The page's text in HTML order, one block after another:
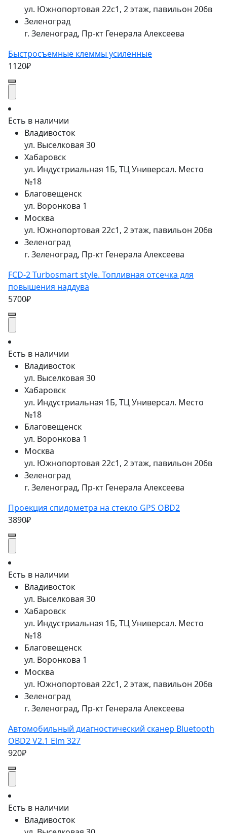
ул. Южнопортовая 22с1, 2 этаж, павильон 206в
Зеленоград
г. Зеленоград, Пр-кт Генерала Алексеева
Быстросъемные клеммы усиленные
1120₽
Есть в наличии
Владивосток
ул. Выселковая 30
Хабаровск
ул. Индустриальная 1Б, ТЦ Универсал. Место
№18
Благовещенск
ул. Воронкова 1
Москва
ул. Южнопортовая 22с1, 2 этаж, павильон 206в
Зеленоград
г. Зеленоград, Пр-кт Генерала Алексеева
FCD-2 Turbosmart style. Топливная отсечка для
повышения наддува
5700₽
Есть в наличии
Владивосток
ул. Выселковая 30
Хабаровск
ул. Индустриальная 1Б, ТЦ Универсал. Место
№18
Благовещенск
ул. Воронкова 1
Москва
ул. Южнопортовая 22с1, 2 этаж, павильон 206в
Зеленоград
г. Зеленоград, Пр-кт Генерала Алексеева
Проекция спидометра на стекло GPS OBD2
3890₽
Есть в наличии
Владивосток
ул. Выселковая 30
Хабаровск
ул. Индустриальная 1Б, ТЦ Универсал. Место
№18
Благовещенск
ул. Воронкова 1
Москва
ул. Южнопортовая 22с1, 2 этаж, павильон 206в
Зеленоград
г. Зеленоград, Пр-кт Генерала Алексеева
Автомобильный диагностический сканер Bluetooth
OBD2 V2.1 Elm 327
920₽
Есть в наличии
Владивосток